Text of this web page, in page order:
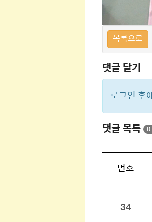
목록으로
댓글 달기
로그인 후
댓글 목록 0
번호
34